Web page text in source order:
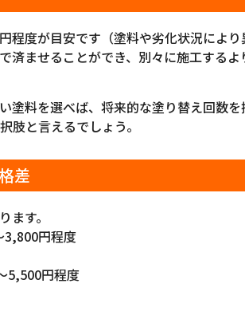
程度が目安です（塗料や劣化状況によ
済ませることができ、別々に施工する
料を選べば、将来的な塗り替え回数
肢と言えるでしょう。
差
す。
3,800円程度
5,500円程度